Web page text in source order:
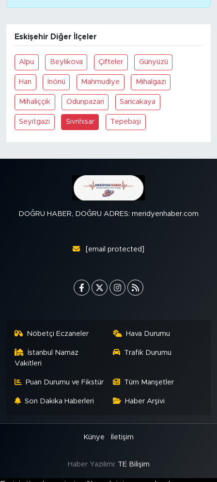
Eskişehir Diğer İlçeler
Alpu Beylikova Çifteler Günyüzü
Han İnönü Mahmudiye Mihalgazi
Mihaliççik Odunpazari Saricakaya
Seyitgazi Sivrihisar Tepebaşi
DOĞRU HABER, DOĞRU ADRES: meridyenhaber.com
[email protected]
Nöbetçi Eczaneler Hava Durumu
İstanbul Namaz
Vakitleri
Trafik Durumu
Puan Durumu ve Fikstür Tüm Manşetler
Son Dakika Haberleri Haber Arşivi
Künye İletişim
Haber Yazılımı: TE Bilişim
EKONOMİ
SPOR
KÜLTÜR SANAT
YAŞAM
SAĞLIK
FOTO GALERİ
SOSYAL MEDYA